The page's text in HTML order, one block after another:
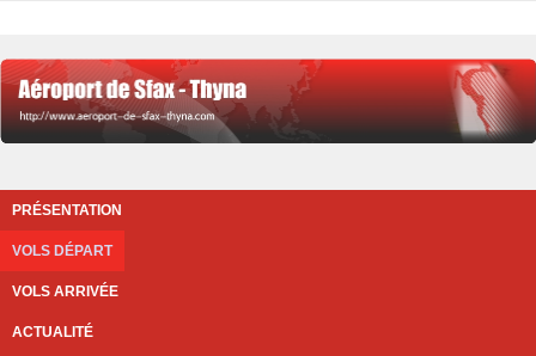
PRÉSENTATION
VOLS DÉPART
VOLS ARRIVÉE
ACTUALITÉ